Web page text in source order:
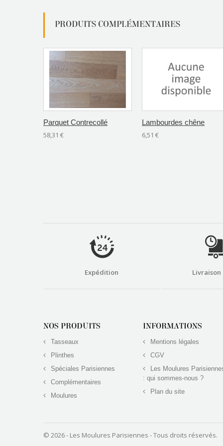
PRODUITS COMPLÉMENTAIRES
Parquet Contrecollé
58,31 €
Lambourdes chêne
6,51 €
Expédition Livraison
NOS PRODUITS
Tasseaux
Plinthes
Spéciales Parisiennes
Complémentaires
Moulures
INFORMATIONS
Mentions légales
CGV
Les Moulures
: qui sommes-nous ?
Plan du site
© 2026 - Les Moulures Parisiennes - Tous droits réservés.